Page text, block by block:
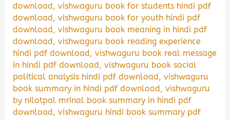
download,vishwaguru book for students hindi pdf
download,vishwaguru book for youth hindi pdf
download,vishwaguru book meaning in hindi pdf
download,vishwaguru book reading experience
hindi pdf download,vishwaguru book real message
in hindi pdf download,vishwaguru book social
political analysis hindi pdf download,vishwaguru
book summary in hindi pdf download,vishwaguru
by nilotpal mrinal book summary in hindi pdf
download,vishwaguru hindi book summary pdf